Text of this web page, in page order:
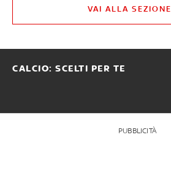
VAI ALLA SEZIONE
CALCIO: SCELTI PER TE
PUBBLICITÀ